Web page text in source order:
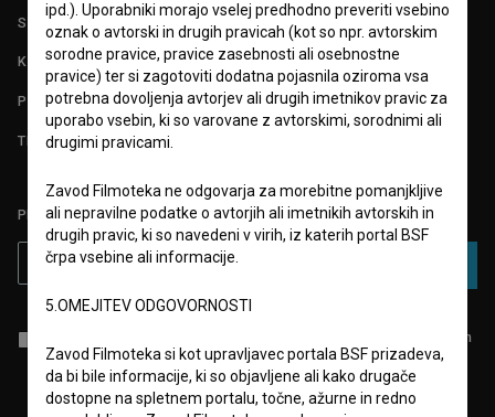
STATISTIKA
KONTAKT
POGOSTA VPRAŠANJA
TEST FUNKCIONALNOSTI
PRIJAVITE SE NA BSF NOVIČNIK:
za zbiranje, hrambo in
obdelavo osebnih podatkov.
ipd.). Uporabniki morajo vselej predhodno preveriti vsebino
oznak o avtorski in drugih pravicah (kot so npr. avtorskim
sorodne pravice, pravice zasebnosti ali osebnostne
pravice) ter si zagotoviti dodatna pojasnila oziroma vsa
potrebna dovoljenja avtorjev ali drugih imetnikov pravic za
uporabo vsebin, ki so varovane z avtorskimi, sorodnimi ali
drugimi pravicami.
Zavod Filmoteka ne odgovarja za morebitne pomanjkljive
ali nepravilne podatke o avtorjih ali imetnikih avtorskih in
drugih pravic, ki so navedeni v virih, iz katerih portal BSF
črpa vsebine ali informacije.
5.OMEJITEV ODGOVORNOSTI
Zavod Filmoteka si kot upravljavec portala BSF prizadeva,
da bi bile informacije, ki so objavljene ali kako drugače
dostopne na spletnem portalu, točne, ažurne in redno